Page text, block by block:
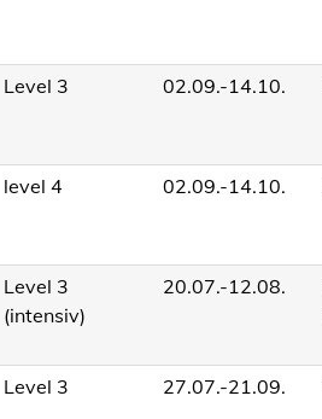
Level 3 02.09.-14.10.
level 4 02.09.-14.10.
Level 3
(intensiv)
20.07.-12.08.
Level 3 27.07.-21.09.